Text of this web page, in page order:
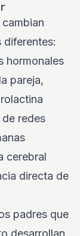
hormonales
pareja,
redes
cerebral
directa de
padres que
desarrollan